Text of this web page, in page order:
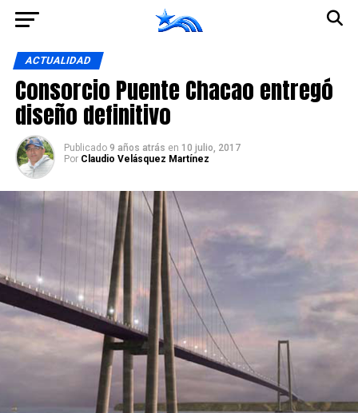
ACTUALIDAD
Consorcio Puente Chacao entregó
diseño definitivo
Publicado 9 años atrás en 10 julio, 2017
Por Claudio Velásquez Martínez
Ir a la versión móvil